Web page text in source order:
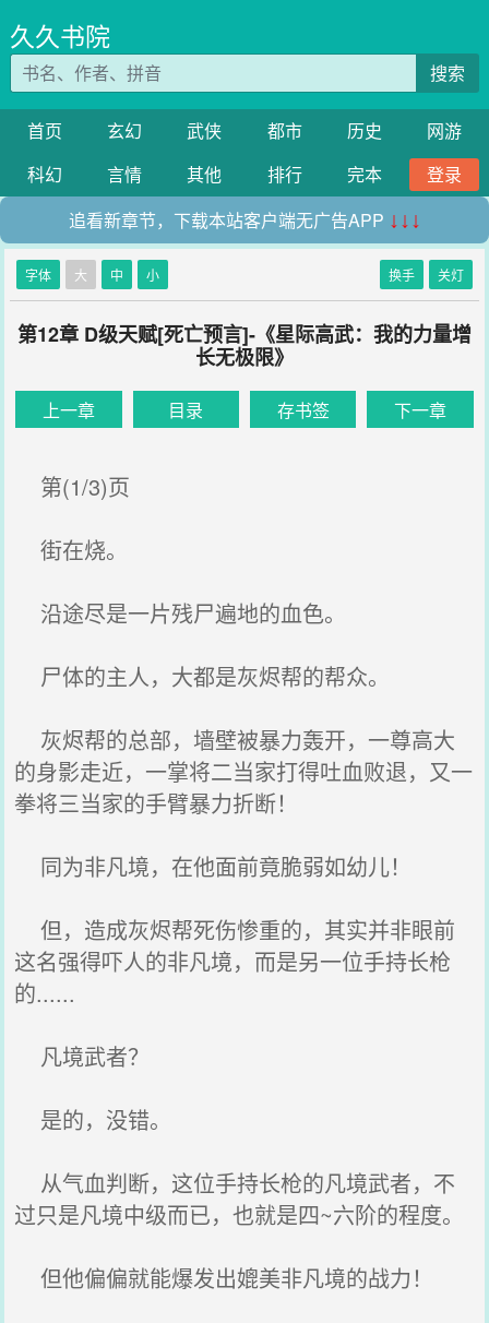
久久书院
搜索
首页 玄幻 武侠 都市 历史
网游
科幻
言情 其他 排行 完本
登录
追看新章节，下载本站客户端无广告APP ↓↓↓
字体 大 中 小 换手 关灯
第12章 D级天赋[死亡预言]-《星际高武：我的力量增
长无极限》
上一章 目录 存书签 下一章
第(1/3)页
街在烧。
沿途尽是一片残尸遍地的血色。
尸体的主人，大都是灰烬帮的帮众。
灰烬帮的总部，墙壁被暴力轰开，一尊高大
的身影走近，一掌将二当家打得吐血败退，又一
拳将三当家的手臂暴力折断！
同为非凡境，在他面前竟脆弱如幼儿！
但，造成灰烬帮死伤惨重的，其实并非眼前
这名强得吓人的非凡境，而是另一位手持长枪
的......
凡境武者？
是的，没错。
从气血判断，这位手持长枪的凡境武者，不
过只是凡境中级而已，也就是四~六阶的程度。
但他偏偏就能爆发出媲美非凡境的战力！